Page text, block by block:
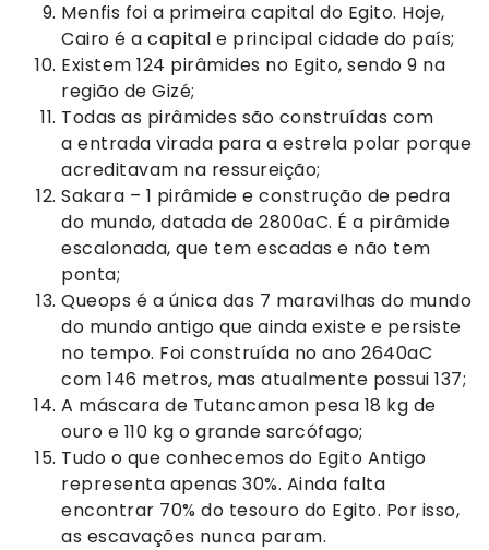
Menfis foi a primeira capital do Egito. Hoje,
Cairo é a capital e principal cidade do país;
Existem 124 pirâmides no Egito, sendo 9 na
região de Gizé;
Todas as pirâmides são construídas com
a entrada virada para a estrela polar porque
acreditavam na ressureição;
Sakara – 1 pirâmide e construção de pedra
do mundo, datada de 2800aC. É a pirâmide
escalonada, que tem escadas e não tem
ponta;
Queops é a única das 7 maravilhas do mundo
do mundo antigo que ainda existe e persiste
no tempo. Foi construída no ano 2640aC
com 146 metros, mas atualmente possui 137;
A máscara de Tutancamon pesa 18 kg de
ouro e 110 kg o grande sarcófago;
Tudo o que conhecemos do Egito Antigo
representa apenas 30%. Ainda falta
encontrar 70% do tesouro do Egito. Por isso,
as escavações nunca param.